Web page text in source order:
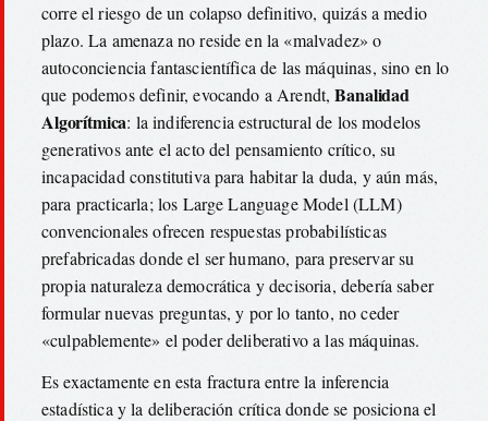
corre el riesgo de un colapso definitivo, quizás a medio
plazo. La amenaza no reside en la «malvadez» o
autoconciencia fantascientífica de las máquinas, sino en lo
que podemos definir, evocando a Arendt,Banalidad
Algorítmica: la indiferencia estructural de los modelos
generativos ante el acto del pensamiento crítico, su
incapacidad constitutiva para habitar la duda, y aún más,
para practicarla; los Large Language Model (LLM)
convencionales ofrecen respuestas probabilísticas
prefabricadas donde el ser humano, para preservar su
propia naturaleza democrática y decisoria, debería saber
formular nuevas preguntas, y por lo tanto, no ceder
«culpablemente» el poder deliberativo a las máquinas.
Es exactamente en esta fractura entre la inferencia
estadística y la deliberación crítica donde se posiciona el